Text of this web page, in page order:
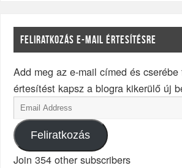
FELIRATKOZÁS E-MAIL ÉRTESÍTÉSRE
Add meg az e-mail címed és cserébe
értesítést kapsz a blogra kikerülő új
Feliratkozás
Join 354 other subscribers